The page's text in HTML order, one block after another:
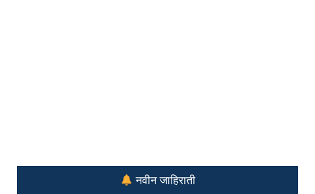
नवीन जाहिराती